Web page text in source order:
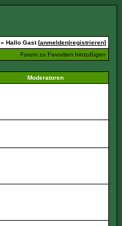
» Hallo Gast [anmelden|registrieren]
Forum zu Favoriten hinzufügen
Moderatoren